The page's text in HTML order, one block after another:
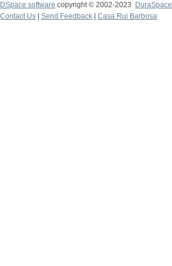
DSpace software copyright © 2002-2023
DuraSpace
Contact Us
Send Feedback Casa Rui Barbosa